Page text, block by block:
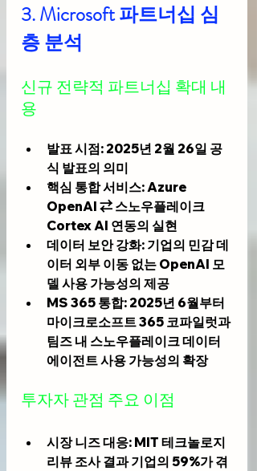
3. Microsoft 파트너십 심
층 분석
신규 전략적 파트너십 확대 내
용
발표 시점: 2025년 2월 26일 공
식 발표의 의미
핵심 통합 서비스: Azure
OpenAI ⇄ 스노우플레이크
Cortex AI 연동의 실현
데이터 보안 강화: 기업의 민감 데
이터 외부 이동 없는 OpenAI 모
델 사용 가능성의 제공
MS 365 통합: 2025년 6월부터
마이크로소프트 365 코파일럿과
팀즈 내 스노우플레이크 데이터
에이전트 사용 가능성의 확장
투자자 관점 주요 이점
시장 니즈 대응: MIT 테크놀로지
리뷰 조사 결과 기업의 59%가 겪